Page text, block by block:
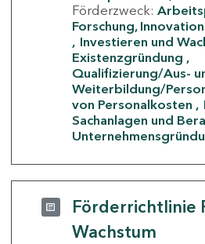
Förderzweck:
Forschung,
Investieren und
Existenzgründung
Qualifizierung/Aus-
Weiterbildung/
von Personalkosten
Sachanlagen und
Förderrichtlinie
Wachstum